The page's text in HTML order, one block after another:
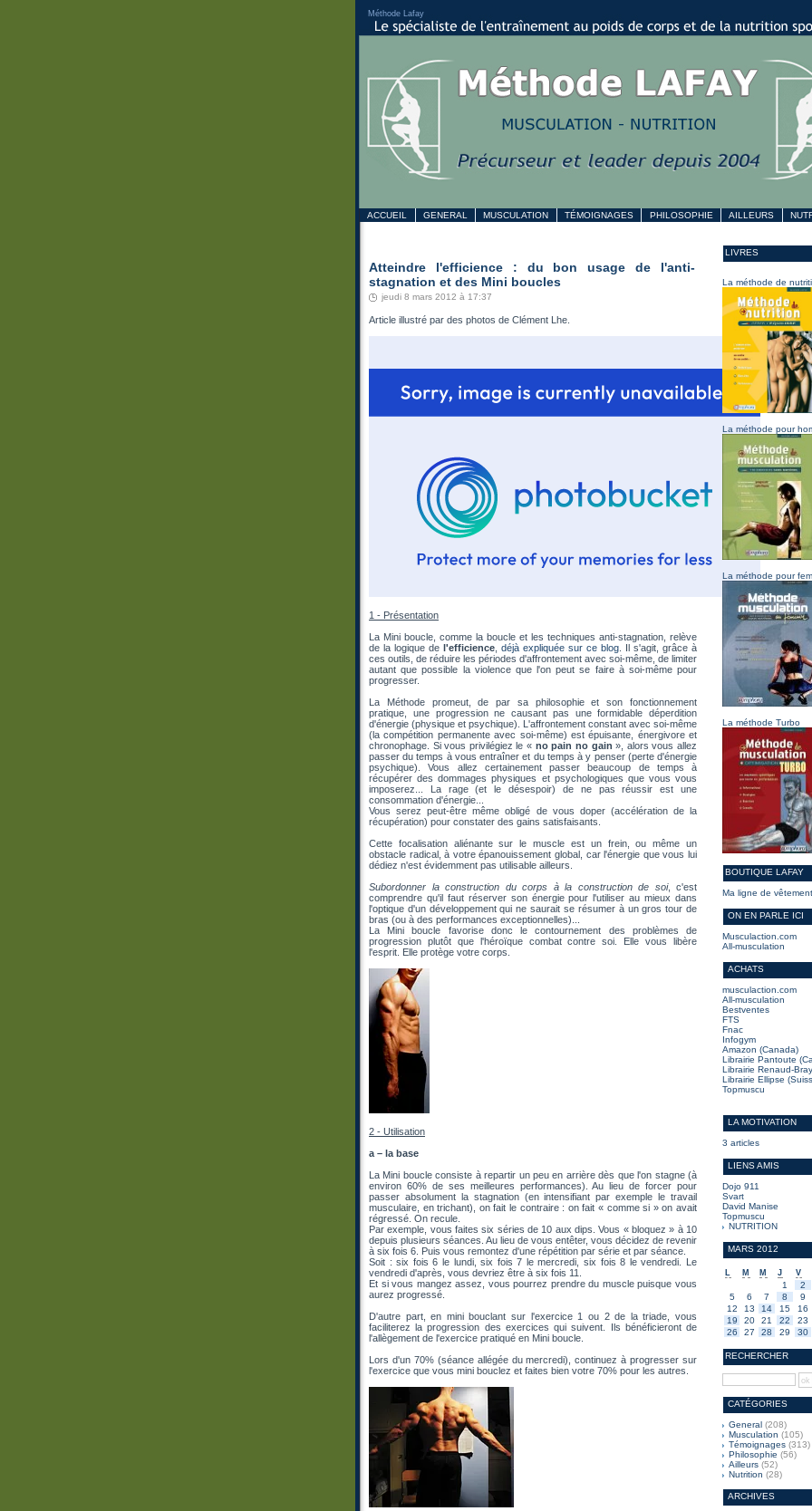
Méthode Lafay
ACCUEIL GENERAL MUSCULATION TÉMOIGNAGES PHILOSOPHIE AILLEURS
Atteindre l'efficience : du bon usage de l'anti-
stagnation et des Mini boucles
jeudi 8 mars 2012 à 17:37
Article illustré par des photos de Clément Lhe.
1 - Présentation
La Mini boucle, comme la boucle et les techniques anti-stagnation, relève
de la logique de l'efficience déjà expliquée sur ce blog . Il s'agit, grâce à
ces outils, de réduire les périodes d'affrontement avec soi-même, de limiter
autant que possible la violence que l'on peut se faire à soi-même pour
progresser.
La Méthode promeut, de par sa philosophie et son fonctionnement
pratique, une progression ne causant pas une formidable déperdition
d'énergie (physique et psychique). L'affrontement constant avec soi-même
(la compétition permanente avec soi-même) est épuisante, énergivore et
chronophage. Si vous privilégiez le « no pain no gain », alors vous allez
passer du temps à vous entraîner et du temps à y penser (perte d'énergie
psychique). Vous allez certainement passer beaucoup de temps à
récupérer des dommages physiques et psychologiques que vous vous
imposerez... La rage (et le désespoir) de ne pas réussir est une
consommation d'énergie...
Vous serez peut-être même obligé de vous doper (accélération de la
récupération) pour constater des gains satisfaisants.
Cette focalisation aliénante sur le muscle est un frein, ou même un
obstacle radical, à votre épanouissement global, car l'énergie que vous lui
dédiez n'est évidemment pas utilisable ailleurs.
Subordonner la construction du corps à la construction de soi, c'est
comprendre qu'il faut réserver son énergie pour l'utiliser au mieux dans
l'optique d'un développement qui ne saurait se résumer à un gros tour de
bras (ou à des performances exceptionnelles)...
La Mini boucle favorise donc le contournement des problèmes de
progression plutôt que l'héroïque combat contre soi. Elle vous libère
l'esprit. Elle protège votre corps.
2 - Utilisation
a – la base
La Mini boucle consiste à repartir un peu en arrière dès que l'on stagne (à
environ 60% de ses meilleures performances). Au lieu de forcer pour
passer absolument la stagnation (en intensifiant par exemple le travail
musculaire, en trichant), on fait le contraire : on fait « comme si » on avait
régressé. On recule.
Par exemple, vous faites six séries de 10 aux dips. Vous « bloquez » à 10
depuis plusieurs séances. Au lieu de vous entêter, vous décidez de revenir
à six fois 6. Puis vous remontez d'une répétition par série et par séance.
Soit : six fois 6 le lundi, six fois 7 le mercredi, six fois 8 le vendredi. Le
vendredi d'après, vous devriez être à six fois 11.
Et si vous mangez assez, vous pourrez prendre du muscle puisque vous
aurez progressé.
D'autre part, en mini bouclant sur l'exercice 1 ou 2 de la triade, vous
faciliterez la progression des exercices qui suivent. Ils bénéficieront de
l'allègement de l'exercice pratiqué en Mini boucle.
Lors d'un 70% (séance allégée du mercredi), continuez à progresser sur
l'exercice que vous mini bouclez et faites bien votre 70% pour les autres.
LIVRES
La méthode de
La méthode pour
La méthode pour
La méthode Turbo
BOUTIQUE LAFAY
Ma ligne de
ON EN PARLE ICI
Musculaction.com
All-musculation
ACHATS
musculaction.com
All-musculation
Bestventes
FTS
Fnac
Infogym
Amazon (Canada)
Librairie Pantoute
Librairie Renaud-
Librairie Ellipse
Topmuscu
LA MOTIVATION
3 articles
LIENS AMIS
Dojo 911
Svart
David Manise
Topmuscu
NUTRITION
MARS 2012
L M M J V
1 2
5
6 7 8 9
12
13 14 15 16
19
20 21 22 23
26
27 28 29 30
RECHERCHER
CATÉGORIES
General (208)
Musculation (105)
Témoignages (313)
Philosophie (56)
Ailleurs (52)
Nutrition (28)
ARCHIVES